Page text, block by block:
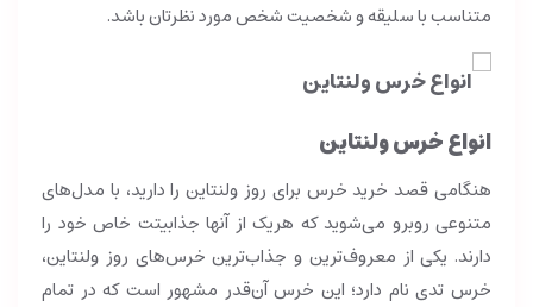
متناسب با سلیقه و شخصیت شخص مورد نظرتان باشد.
انواع خرس ولنتاین
هنگامی قصد خرید خرس برای روز ولنتاین را دارید، با مدل‌های
متنوعی روبرو می‌شوید که هریک از آنها جذابیتت خاص خود را
دارند. یکی از معروف‌ترین و جذاب‌ترین خرس‌های روز ولنتاین،
خرس تدی نام دارد؛ این خرس آن‌قدر مشهور است که در تمام